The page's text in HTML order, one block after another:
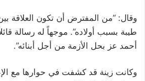
وقال: “من المفترض أن تكون العلاقة
طيبة بسبب أولاده”. موجهاً له رسالة
أحمد عز بحل الأزمة من أجل أبنائه”.
وكانت زينة قد كشفت في حوارها مع